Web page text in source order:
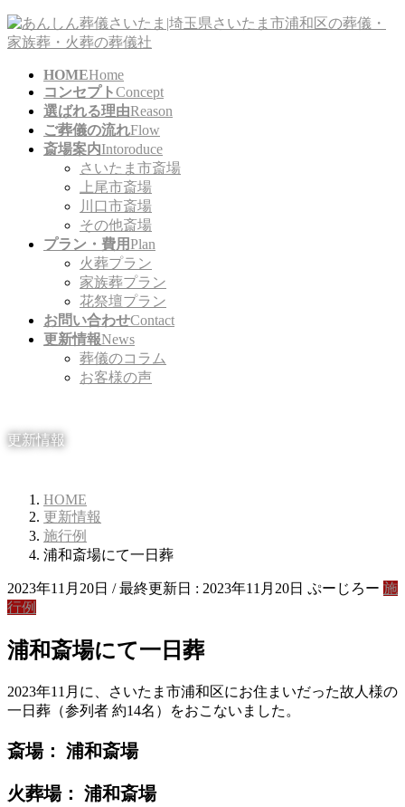
コ
ン
ナ
ビ
HOMEHome
コンセプトConcept
選ばれる理由Reason
ご葬儀の流れFlow
斎場案内Intoroduce
さいたま市斎場
上尾市斎場
川口市斎場
その他斎場
プラン・費用Plan
火葬プラン
家族葬プラン
花祭壇プラン
お問い合わせContact
更新情報News
葬儀のコラム
お客様の声
更新情報
HOME
更新情報
施行例
浦和斎場にて一日葬
2023年11月20日 / 最終更新日 : 2023年11月20日 ぷーじろー 施
行例
浦和斎場にて一日葬
2023年11月に、さいたま市浦和区にお住まいだった故人様の
一日葬（参列者 約14名）をおこないました。
斎場： 浦和斎場
火葬場： 浦和斎場